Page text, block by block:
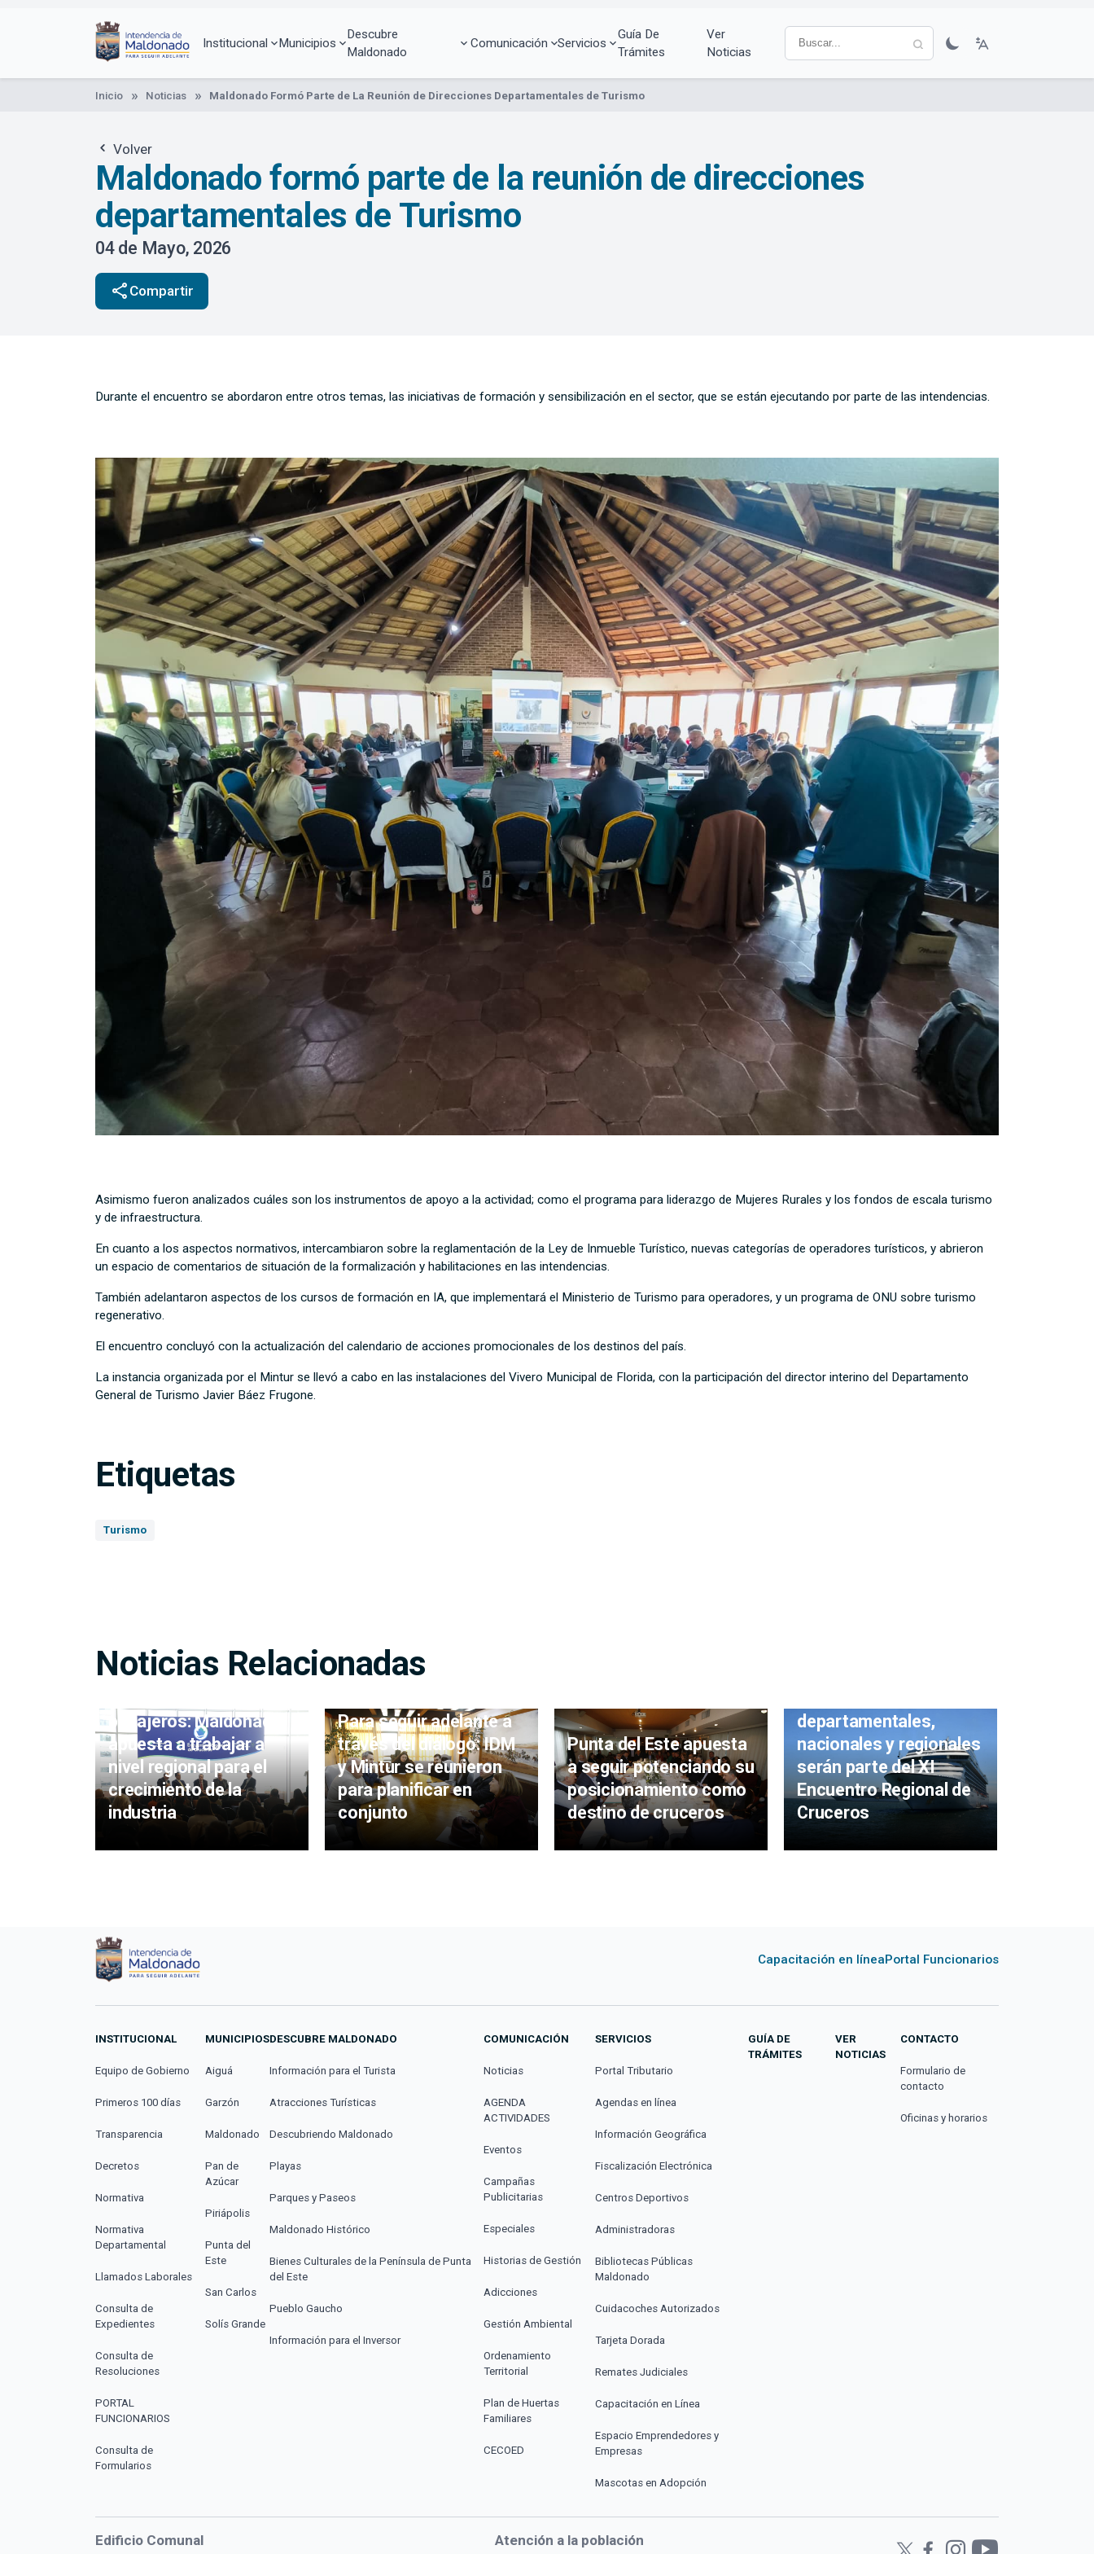
Institucional Municipios
Descubre
Maldonado
Comunicación Servicios
Guía De
Trámites
Ver
Noticias
Inicio Noticias Maldonado Formó Parte de La Reunión de Direcciones Departamentales de Turismo
Volver
Maldonado formó parte de la reunión de direcciones
departamentales de Turismo
04 de Mayo, 2026
share Compartir
Durante el encuentro se abordaron entre otros temas, las iniciativas de formación y sensibilización en el sector, que se están ejecutando por parte de las intendencias.
Asimismo fueron analizados cuáles son los instrumentos de apoyo a la actividad; como el programa para liderazgo de Mujeres Rurales y los fondos de escala turismo
y de infraestructura.
En cuanto a los aspectos normativos, intercambiaron sobre la reglamentación de la Ley de Inmueble Turístico, nuevas categorías de operadores turísticos, y abrieron
un espacio de comentarios de situación de la formalización y habilitaciones en las intendencias.
También adelantaron aspectos de los cursos de formación en IA, que implementará el Ministerio de Turismo para operadores, y un programa de ONU sobre turismo
regenerativo.
El encuentro concluyó con la actualización del calendario de acciones promocionales de los destinos del país.
La instancia organizada por el Mintur se llevó a cabo en las instalaciones del Vivero Municipal de Florida, con la participación del director interino del Departamento
General de Turismo Javier Báez Frugone.
Etiquetas
Turismo
Noticias Relacionadas
pasajeros: Maldonado
apuesta a trabajar a
nivel regional para el
crecimiento de la
industria
Para seguir adelante a
través del diálogo: IDM
y Mintur se reunieron
para planificar en
conjunto
Punta del Este apuesta
a seguir potenciando su
posicionamiento como
destino de cruceros
departamentales,
nacionales y regionales
serán parte del XI
Encuentro Regional de
Cruceros
Capacitación en líneaPortal Funcionarios
INSTITUCIONAL
Equipo de Gobierno
Primeros 100 días
Transparencia
Decretos
Normativa
Normativa
Departamental
Llamados Laborales
Consulta de
Expedientes
Consulta de
Resoluciones
PORTAL
FUNCIONARIOS
Consulta de
Formularios
MUNICIPIOS
Aiguá
Garzón
Maldonado
Pan de
Azúcar
Piriápolis
Punta del
Este
San Carlos
Solís Grande
DESCUBRE MALDONADO
Información para el Turista
Atracciones Turísticas
Descubriendo Maldonado
Playas
Parques y Paseos
Maldonado Histórico
Bienes Culturales de la Península de Punta
del Este
Pueblo Gaucho
Información para el Inversor
COMUNICACIÓN
Noticias
AGENDA
ACTIVIDADES
Eventos
Campañas
Publicitarias
Especiales
Historias de Gestión
Adicciones
Gestión Ambiental
Ordenamiento
Territorial
Plan de Huertas
Familiares
CECOED
SERVICIOS
Portal Tributario
Agendas en línea
Información Geográfica
Fiscalización Electrónica
Centros Deportivos
Administradoras
Bibliotecas Públicas
Maldonado
Cuidacoches Autorizados
Tarjeta Dorada
Remates Judiciales
Capacitación en Línea
Espacio Emprendedores y
Empresas
Mascotas en Adopción
GUÍA DE
TRÁMITES
VER
NOTICIAS
CONTACTO
Formulario de
contacto
Oficinas y horarios
Edificio Comunal Atención a la población